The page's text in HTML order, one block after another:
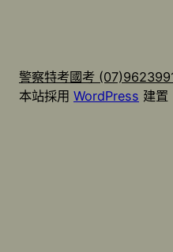
警察特考國考
本站採用 WordPress 建置